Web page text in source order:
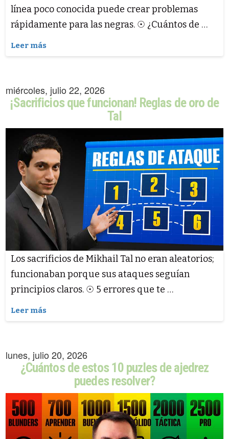
línea poco conocida puede crear problemas
rápidamente para las negras. ☉ ¿Cuántos de …
Leer más
miércoles, julio 22, 2026
¡Sacrificios que funcionan! Reglas de oro de
Tal
Los sacrificios de Mikhail Tal no eran aleatorios;
funcionaban porque sus ataques seguían
principios claros. ☉ 5 errores que te …
Leer más
lunes, julio 20, 2026
¿Cuántos de estos 10 puzles de ajedrez
puedes resolver?